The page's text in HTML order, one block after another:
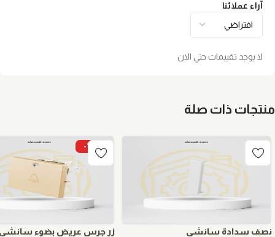
آراء عملائنا
لا يوجد تقييمات حتي الان
منتجات ذات صلة
نصف سدادة سانشي
-15%
زر جرس عريض بضوء